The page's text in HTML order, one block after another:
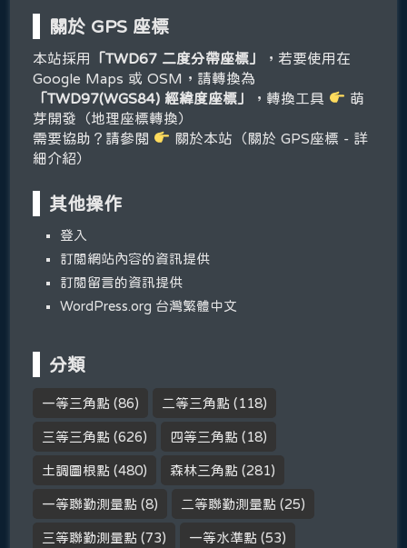
關於 GPS 座標
本站採用 「TWD67 二度分帶座標」
，若要使用在
Google Maps 或 OSM，請轉換為
「TWD97(WGS84) 經緯度座標」
，轉換工具
萌
芽開發（地理座標轉換）
需要協助？請參閱
關於本站（關於 GPS座標 - 詳
細介紹）
其他操作
登入
訂閱網站內容的資訊提供
訂閱留言的資訊提供
WordPress.org 台灣繁體中文
分類
一等三角點 (86) 二等三角點 (118)
三等三角點 (626) 四等三角點 (18)
土調圖根點 (480) 森林三角點 (281)
一等聯勤測量點 (8) 二等聯勤測量點 (25)
三等聯勤測量點 (73) 一等水準點 (53)